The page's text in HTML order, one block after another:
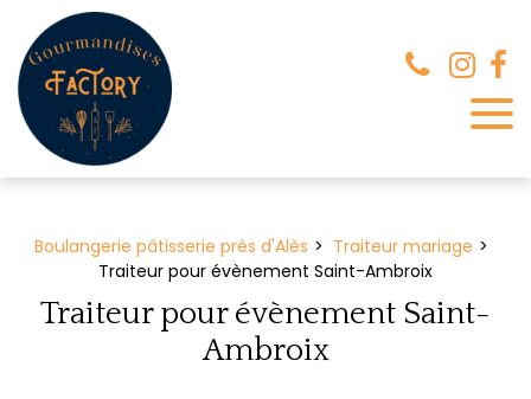
Boulangerie pâtisserie près d'Alès
Traiteur mariage
Traiteur pour évènement Saint-Ambroix
Traiteur pour évènement Saint-
Ambroix
Panneau de gestion des cookies